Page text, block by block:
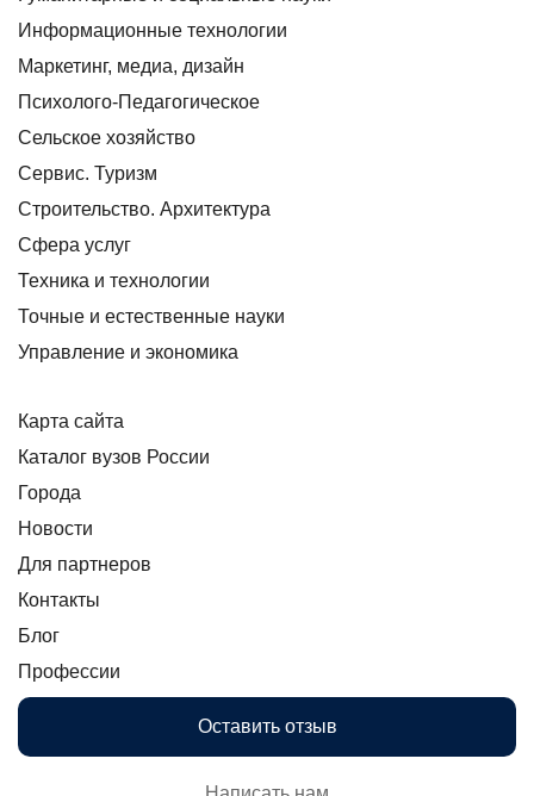
Информационные технологии
Маркетинг, медиа, дизайн
Психолого-Педагогическое
Сельское хозяйство
Сервис. Туризм
Строительство. Архитектура
Сфера услуг
Техника и технологии
Точные и естественные науки
Управление и экономика
Карта сайта
Каталог вузов России
Города
Новости
Для партнеров
Контакты
Блог
Профессии
Оставить отзыв